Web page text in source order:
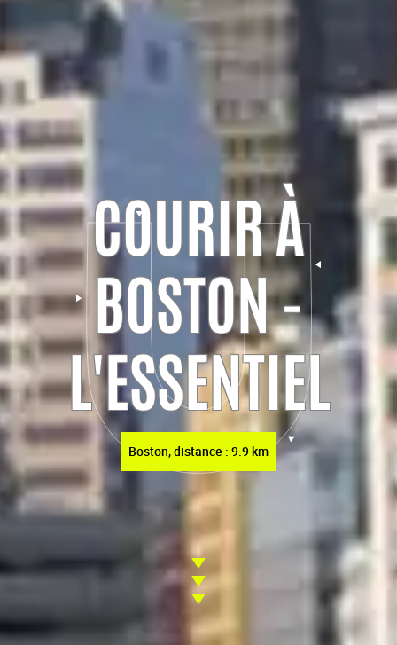
COURIR À
BOSTON -
L'ESSENTIEL
Boston, distance : 9.9 km